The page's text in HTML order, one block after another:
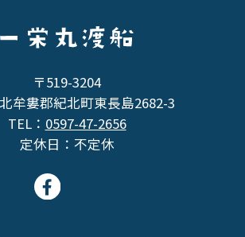
〒519-3204
牟婁郡紀北町東長島2682-3
TEL： 0597-47-2656
定休日：不定休